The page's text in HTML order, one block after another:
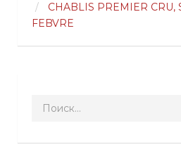
CHABLIS PREMIER CRU,
FEBVRE